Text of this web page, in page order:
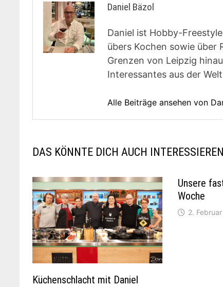
Daniel Bäzol
Daniel ist Hobby-
übers Kochen sowie über
Grenzen von Leipzig
Interessantes aus der
Alle Beiträge ansehen von
DAS KÖNNTE DICH AUCH INTERESSIEREN
Küchenschlacht mit Daniel
Unsere
Woche
2.